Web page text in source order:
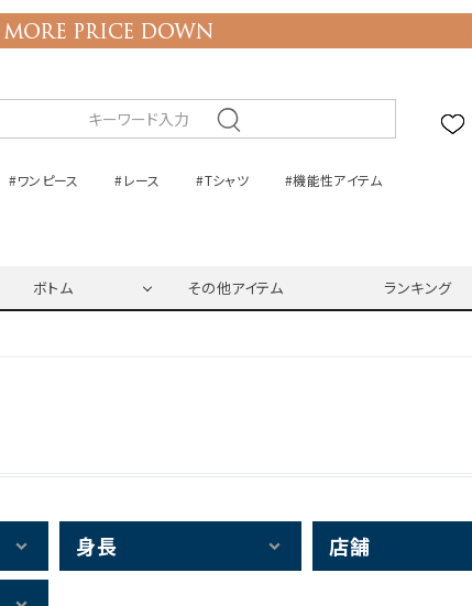
#ワンピース #レース #Tシャツ #機能性アイテム
ボトム その他アイテム ランキング
身長 店舗